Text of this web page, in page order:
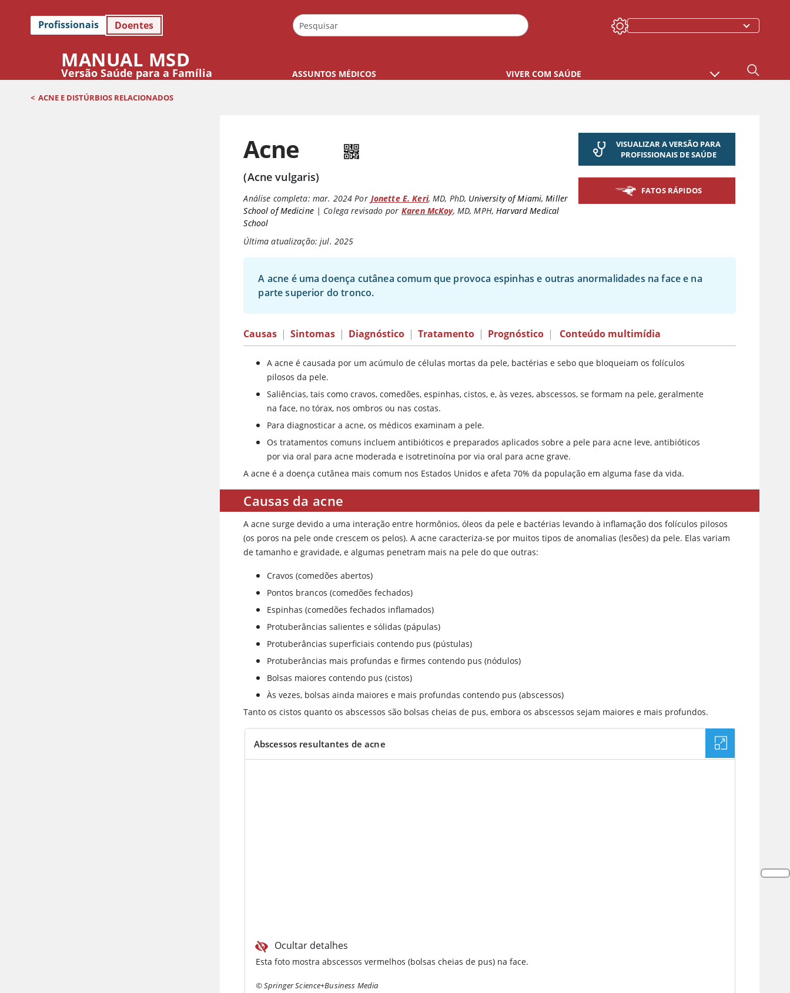
Profissionais Doentes
MANUAL MSD
Versão Saúde para a Família ASSUNTOS MÉDICOS VIVER COM SAÚDE
< ACNE E DISTÚRBIOS RELACIONADOS
Acne
(Acne vulgaris)
Análise completa: mar. 2024 Por Jonette E. Keri,MD, PhD, University of Miami, Miller
School of Medicine| Colega revisado por Karen McKoy, MD, MPH,Harvard Medical
School
Última atualização: jul. 2025
VISUALIZAR A VERSÃO PARA
PROFISSIONAIS DE SAÚDE
FATOS RÁPIDOS
A acne é uma doença cutânea comum que provoca espinhas e outras anormalidades na face e na
parte superior do tronco.
Causas | Sintomas | Diagnóstico | Tratamento | Prognóstico | Conteúdo multimídia
A acne é causada por um acúmulo de células mortas da pele, bactérias e sebo que bloqueiam os folículos
pilosos da pele.
Saliências, tais como cravos, comedões, espinhas, cistos, e, às vezes, abscessos, se formam na pele, geralmente
na face, no tórax, nos ombros ou nas costas.
Para diagnosticar a acne, os médicos examinam a pele.
Os tratamentos comuns incluem antibióticos e preparados aplicados sobre a pele para acne leve, antibióticos
por via oral para acne moderada e isotretinoína por via oral para acne grave.
A acne é a doença cutânea mais comum nos Estados Unidos e afeta 70% da população em alguma fase da vida.
Causas da acne
A acne surge devido a uma interação entre hormônios, óleos da pele e bactérias levando à inflamação dos folículos pilosos
(os poros na pele onde crescem os pelos). A acne caracteriza-se por muitos tipos de anomalias (lesões) da pele. Elas variam
de tamanho e gravidade, e algumas penetram mais na pele do que outras:
Cravos (comedões abertos)
Pontos brancos (comedões fechados)
Espinhas (comedões fechados inflamados)
Protuberâncias salientes e sólidas (pápulas)
Protuberâncias superficiais contendo pus (pústulas)
Protuberâncias mais profundas e firmes contendo pus (nódulos)
Bolsas maiores contendo pus (cistos)
Às vezes, bolsas ainda maiores e mais profundas contendo pus (abscessos)
Tanto os cistos quanto os abscessos são bolsas cheias de pus, embora os abscessos sejam maiores e mais profundos.
Abscessos resultantes de acne
Ocultar detalhes
Esta foto mostra abscessos vermelhos (bolsas cheias de pus) na face.
© Springer Science+Business Media